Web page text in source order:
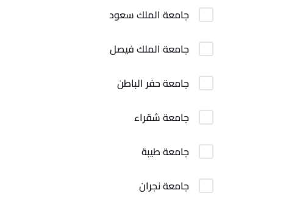
جامعة الملك سعود
جامعة الملك فيصل
جامعة حفر الباطن
جامعة شقراء
جامعة طيبة
جامعة نجران